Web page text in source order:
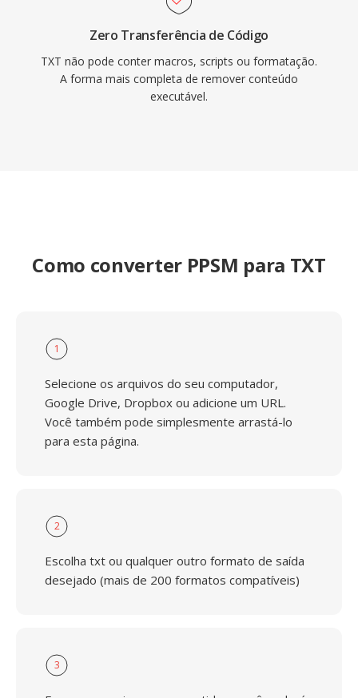
Zero Transferência de Código
TXT não pode conter macros, scripts ou formatação.
A forma mais completa de remover conteúdo
executável.
Como converter PPSM para TXT
1
Selecione os arquivos do seu computador,
Google Drive, Dropbox ou adicione um URL.
Você também pode simplesmente arrastá-lo
para esta página.
2
Escolha txt ou qualquer outro formato de saída
desejado (mais de 200 formatos compatíveis)
3